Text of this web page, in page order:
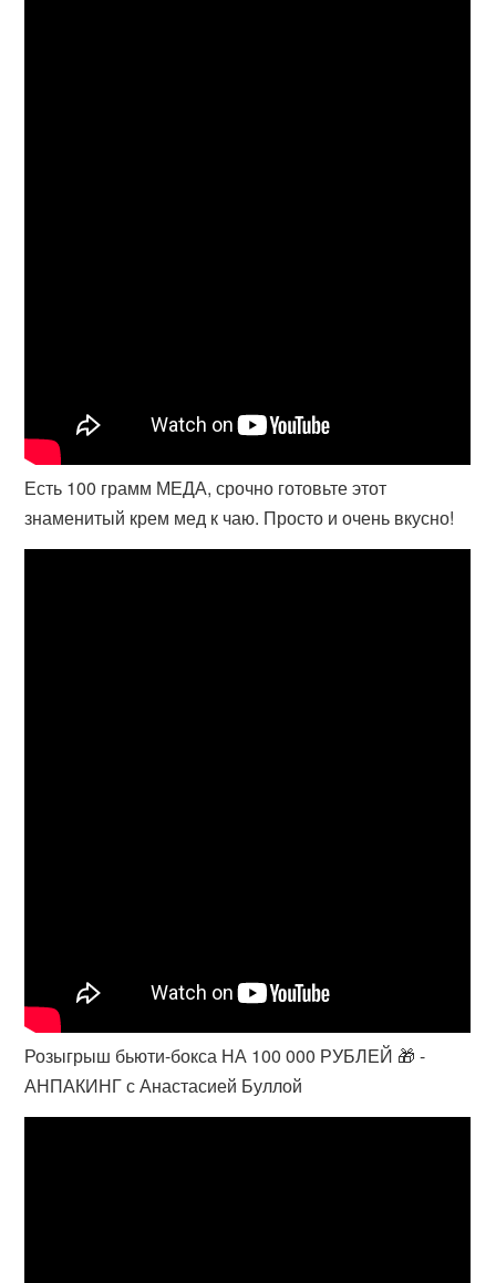
Есть 100 грамм МЕДА, срочно готовьте этот
знаменитый крем мед к чаю. Просто и очень вкусно!
Розыгрыш бьюти-бокса НА 100 000 РУБЛЕЙ 🎁 -
АНПАКИНГ с Анастасией Буллой